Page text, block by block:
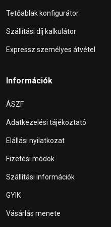
Tetőablak konfigurátor
Szállítási díj kalkulátor
Expressz személyes átvétel
Információk
ÁSZF
Adatkezelési tájékoztató
Elállási nyilatkozat
Fizetési módok
Szállítási információk
GYIK
Vásárlás menete